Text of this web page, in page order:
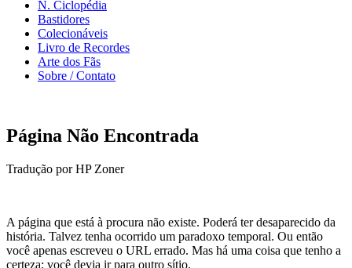
N. Ciclopédia
Bastidores
Colecionáveis
Livro de Recordes
Arte dos Fãs
Sobre / Contato
Página Não Encontrada
Tradução por HP Zoner
A página que está à procura não existe. Poderá ter desaparecido da
história. Talvez tenha ocorrido um paradoxo temporal. Ou então
você apenas escreveu o URL errado. Mas há uma coisa que tenho a
certeza: você devia ir para outro sítio.